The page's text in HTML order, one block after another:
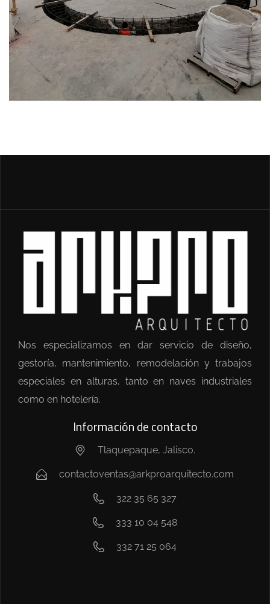
Nos especializamos en dar servicio de diseño,
gestoría, mantenimiento, remodelación y trabajos
especiales en alturas, tanto en naves industriales
como en hotelería.
Información de contacto
Tlaquepaque, Jalisco.
contactoventas@arkproarquitecto.com
322 35 65 327
333 10 04 548
332 71 25 064